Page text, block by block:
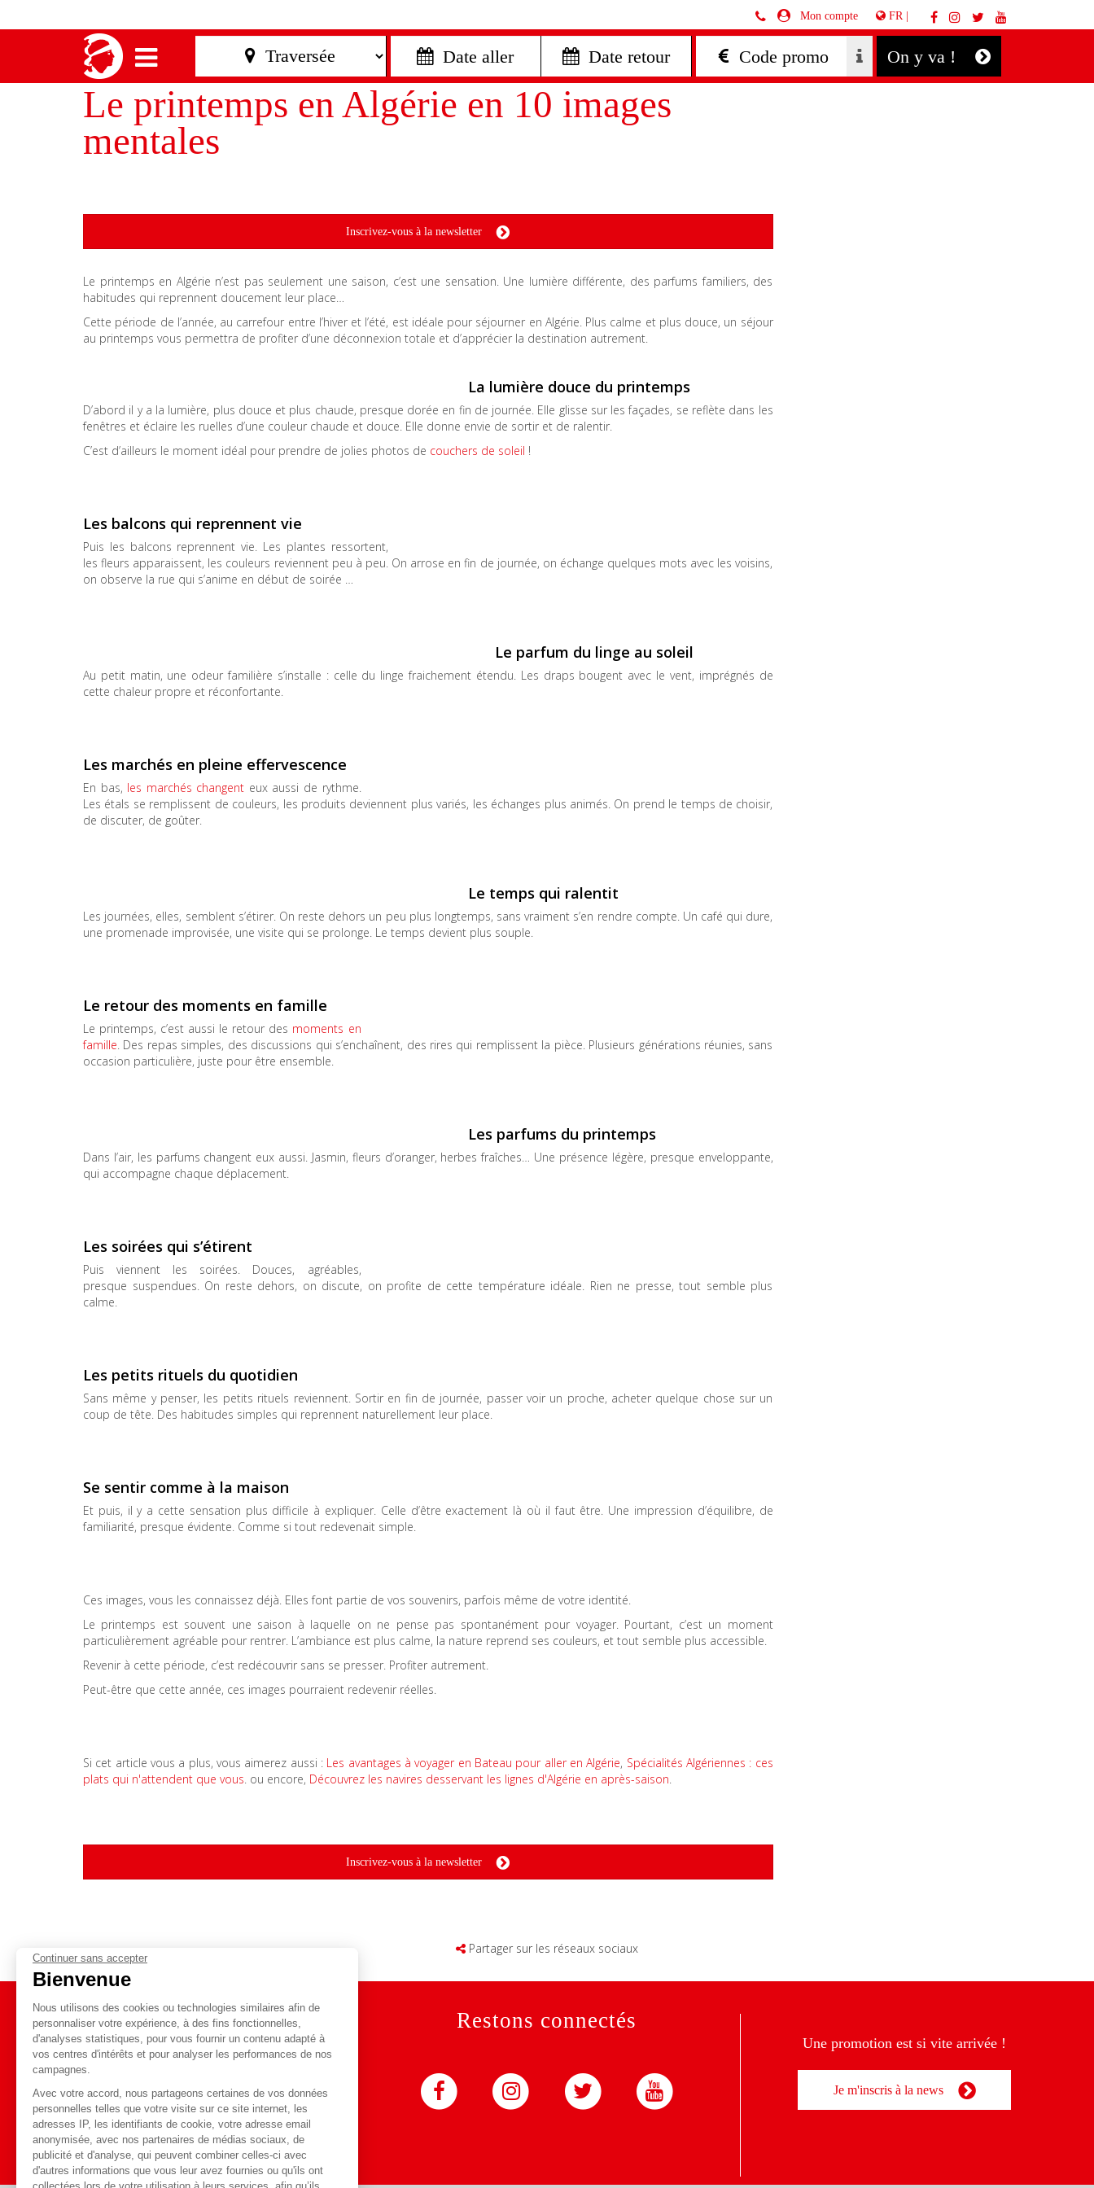
Continuer sans accepter
Bienvenue
Nous utilisons des cookies ou technologies similaires afin de
personnaliser votre expérience, à des fins fonctionnelles,
d'analyses statistiques, pour vous fournir un contenu adapté à
vos centres d'intérêts et pour analyser les performances de nos
campagnes.
Avec votre accord, nous partageons certaines de vos données
personnelles telles que votre visite sur ce site internet, les
adresses IP, les identifiants de cookie, votre adresse email
anonymisée, avec nos partenaires de médias sociaux, de
publicité et d'analyse, qui peuvent combiner celles-ci avec
d'autres informations que vous leur avez fournies ou qu'ils ont
Mon compte FR |
 Date aller  Date retour
Le printemps en Algérie en 10 images
mentales
Inscrivez-vous à la newsletter
Le printemps en Algérie n’est pas seulement une saison, c’est une sensation. Une lumière différente, des parfums familiers, des
habitudes qui reprennent doucement leur place…
Cette période de l’année, au carrefour entre l’hiver et l’été, est idéale pour séjourner en Algérie. Plus calme et plus douce, un séjour
au printemps vous permettra de profiter d’une déconnexion totale et d’apprécier la destination autrement.
La lumière douce du printemps
D’abord il y a la lumière, plus douce et plus chaude, presque dorée en fin de journée. Elle glisse sur les façades, se reflète dans les
fenêtres et éclaire les ruelles d’une couleur chaude et douce. Elle donne envie de sortir et de ralentir.
C’est d’ailleurs le moment idéal pour prendre de jolies photos de couchers de soleil !
Les balcons qui reprennent vie
Puis les balcons reprennent vie. Les plantes ressortent,
les fleurs apparaissent, les couleurs reviennent peu à peu. On arrose en fin de journée, on échange quelques mots avec les voisins,
on observe la rue qui s’anime en début de soirée …
Le parfum du linge au soleil
Au petit matin, une odeur familière s’installe : celle du linge fraichement étendu. Les draps bougent avec le vent, imprégnés de
cette chaleur propre et réconfortante.
Les marchés en pleine effervescence
En bas, les marchés changent eux aussi de rythme.
Les étals se remplissent de couleurs, les produits deviennent plus variés, les échanges plus animés. On prend le temps de choisir,
de discuter, de goûter.
Le temps qui ralentit
Les journées, elles, semblent s’étirer. On reste dehors un peu plus longtemps, sans vraiment s’en rendre compte. Un café qui dure,
une promenade improvisée, une visite qui se prolonge. Le temps devient plus souple.
Le retour des moments en famille
Le printemps, c’est aussi le retour des moments en
famille. Des repas simples, des discussions qui s’enchaînent, des rires qui remplissent la pièce. Plusieurs générations réunies, sans
occasion particulière, juste pour être ensemble.
Les parfums du printemps
Dans l’air, les parfums changent eux aussi. Jasmin, fleurs d’oranger, herbes fraîches… Une présence légère, presque enveloppante,
qui accompagne chaque déplacement.
Les soirées qui s’étirent
Puis viennent les soirées. Douces, agréables,
presque suspendues. On reste dehors, on discute, on profite de cette température idéale. Rien ne presse, tout semble plus
calme.
Les petits rituels du quotidien
Sans même y penser, les petits rituels reviennent. Sortir en fin de journée, passer voir un proche, acheter quelque chose sur un
coup de tête. Des habitudes simples qui reprennent naturellement leur place.
Se sentir comme à la maison
Et puis, il y a cette sensation plus difficile à expliquer. Celle d’être exactement là où il faut être. Une impression d’équilibre, de
familiarité, presque évidente. Comme si tout redevenait simple.
Ces images, vous les connaissez déjà. Elles font partie de vos souvenirs, parfois même de votre identité.
Le printemps est souvent une saison à laquelle on ne pense pas spontanément pour voyager. Pourtant, c’est un moment
particulièrement agréable pour rentrer. L’ambiance est plus calme, la nature reprend ses couleurs, et tout semble plus accessible.
Revenir à cette période, c’est redécouvrir sans se presser. Profiter autrement.
Peut-être que cette année, ces images pourraient redevenir réelles.
Si cet article vous a plus, vous aimerez aussi : Les avantages à voyager en Bateau pour aller en Algérie, Spécialités Algériennes : ces
plats qui n'attendent que vous. ou encore, Découvrez les navires desservant les lignes d'Algérie en après-saison.
Inscrivez-vous à la newsletter
Partager sur les réseaux sociaux
Toute l'actualité
J'y vais
Restons connectés
Une promotion est si vite arrivée !
Je m'inscris à la news